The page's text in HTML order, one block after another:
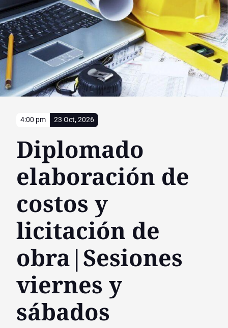
4:00 pm 23 Oct, 2026
Diplomado
elaboración de
costos y
licitación de
obra|Sesiones
viernes y
sábados